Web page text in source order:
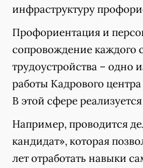
инфраструктуру
Профориентация и
сопровождение каждого
трудоустройства – одно
работы Кадрового
В этой сфере
Например, проводится
кандидат», которая
лет отработать навыки